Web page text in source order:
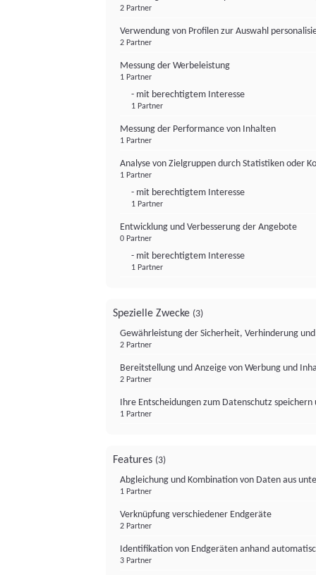
2 Partner
Verwendung von Profilen zur Auswahl
2 Partner
Messung der Werbeleistung
1 Partner
- mit berechtigtem Interesse
1 Partner
Messung der Performance von Inhalten
1 Partner
Analyse von Zielgruppen durch Statistiken oder
1 Partner
- mit berechtigtem Interesse
1 Partner
Entwicklung und Verbesserung der Angebote
0 Partner
- mit berechtigtem Interesse
1 Partner
Spezielle Zwecke (3)
Gewährleistung der Sicherheit, Verhinderung
2 Partner
Bereitstellung und Anzeige von Werbung und
2 Partner
Ihre Entscheidungen zum Datenschutz
1 Partner
Features (3)
Abgleichung und Kombination von Daten aus
1 Partner
Verknüpfung verschiedener Endgeräte
2 Partner
Identifikation von Endgeräten anhand
3 Partner